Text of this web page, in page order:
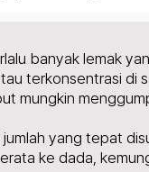
banyak lemak
terkonsentrasi di
mungkin
jumlah yang tepat
ke dada,